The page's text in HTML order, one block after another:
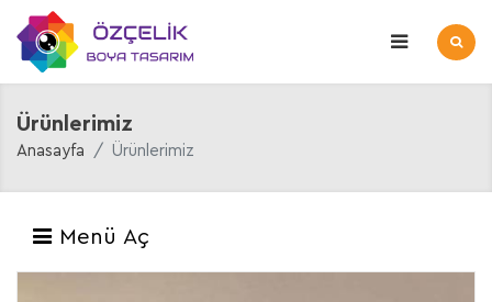
Ürünlerimiz
Anasayfa Ürünlerimiz
Menü Aç